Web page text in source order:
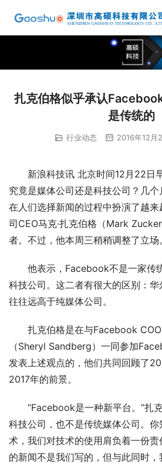
扎克伯格似乎承认
是传统的
行业动态 2016年12月
新浪科技讯 北京时间12月22日
究竟是媒体公司还是科技公司？几
在人们选择新闻的过程中扮演了越
司CEO马克·扎克伯格（Mark
者。不过，他本周三稍稍调整了立场。
他表示，Facebook不是一家传
科技公司。这二者有很大的区别：
往往远高于纯媒体公司。
扎克伯格是在与Facebook COO
（Sheryl Sandberg）一同参加
发表上述观点的，他们共同回顾了
2017年的前景。
“Facebook是一种新平台。”扎
科技公司，也不是传统媒体公司。
术，我们对技术的使用肩负着一份
的新闻不是我们写的，但与此同时